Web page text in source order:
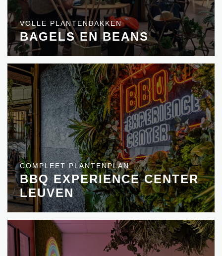
VOLLE PLANTENBAKKEN
BAGELS EN BEANS
COMPLEET PLANTENPLAN
BBQ EXPERIENCE CENTER
LEUVEN